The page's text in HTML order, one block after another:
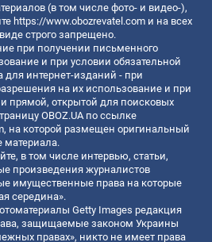
(в том числе фото- и видео-),
https://www.obozrevatel.com и на всех
строго запрещено.
при получении письменного
и при условии обязательной
для интернет-изданий - при
на их использование и при
прямой, открытой для поисковых
OBOZ.UA по ссылке
, на которой размещен оригинальный
материала.
в том числе интервью, статьи,
произведения журналистов
имущественные права на которые
середина».
Getty Images редакция
защищаемые законом Украины
правах», никто не имеет права